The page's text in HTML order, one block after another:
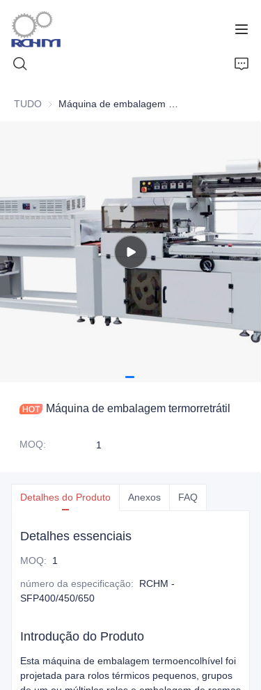
TUDO
Máquina de embalagem termorretrátil
MOQ: 1
Detalhes do Produto Anexos FAQ
Detalhes essenciais
MOQ: 1
número da especificação:
RCHM -
SFP400/450/650
Introdução do Produto
Esta máquina de embalagem termoencolhível foi
projetada para rolos térmicos pequenos, grupos
Suporte
Notícias